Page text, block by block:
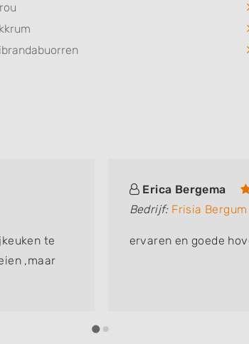
te
,maar
Erica Bergema
Bedrijf: Frisia Bergum
ervaren en goede